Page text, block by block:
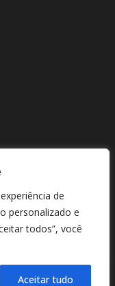
de
personalizado e
todos”, você
Aceitar tudo